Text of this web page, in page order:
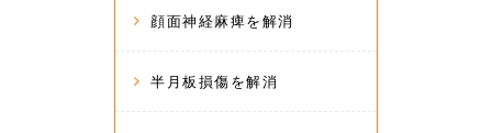
顔面神経麻痺を解消
半月板損傷を解消